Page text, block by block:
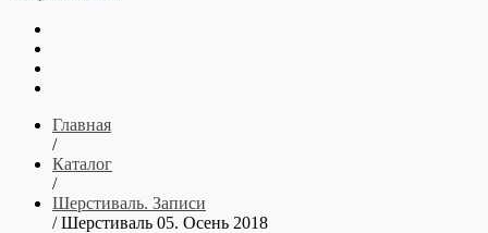
Главная
/
Каталог
/
Шерстиваль. Записи
/ Шерстиваль 05. Осень 2018